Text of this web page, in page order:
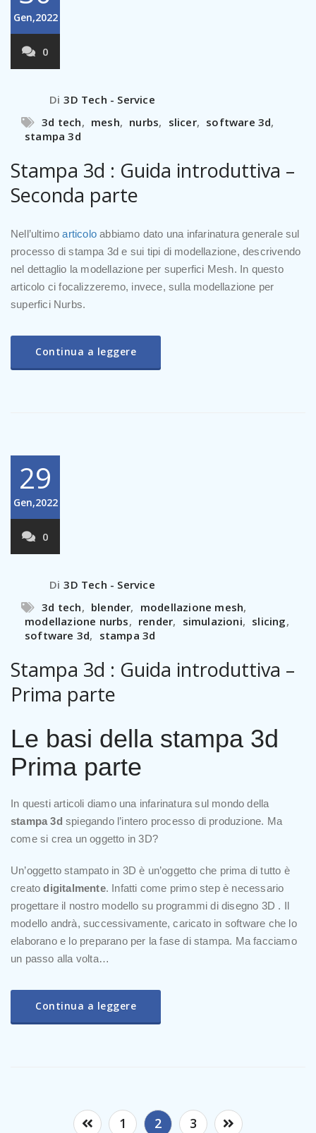
Gen,2022
0
Di 3D Tech - Service
3d tech, mesh, nurbs, slicer, software 3d,
stampa 3d
Stampa 3d : Guida introduttiva –
Seconda parte
Nell’ultimoarticolo abbiamo dato una infarinatura generale sul
processo di stampa 3d e sui tipi di modellazione, descrivendo
nel dettaglio la modellazione per superfici Mesh. In questo
articolo ci focalizzeremo, invece, sulla modellazione per
superfici Nurbs.
Continua a leggere
29
Gen,2022
0
Di 3D Tech - Service
3d tech, blender, modellazione mesh,
modellazione nurbs, render, simulazioni, slicing,
software 3d, stampa 3d
Stampa 3d : Guida introduttiva –
Prima parte
Le basi della stampa 3d
Prima parte
In questi articoli diamo una infarinatura sul mondo della
stampa 3d spiegando l’intero processo di produzione. Ma
come si crea un oggetto in 3D?
Un’oggetto stampato in 3D è un’oggetto che prima di tutto è
creatodigitalmente. Infatti come primo step è necessario
progettare il nostro modello su programmi di disegno 3D . Il
modello andrà, successivamente, caricato in software che lo
elaborano e lo preparano per la fase di stampa. Ma facciamo
un passo alla volta…
Continua a leggere
1 2 3